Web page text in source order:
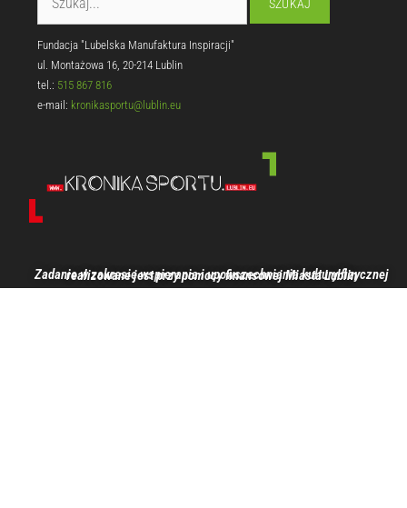
Fundacja "Lubelska Manufaktura Inspiracji"
ul. Montażowa 16, 20-214 Lublin
tel.: 515 867 816
e-mail: kronikasportu@lublin.eu
Zadanie w zakresie wspierania i upowszechniania kultury fizycznej realizowane jest przy pomocy finansowej Miasta Lublin